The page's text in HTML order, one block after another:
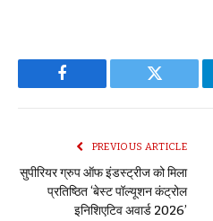
Facebook Twitter
PREVIOUS ARTICLE
सुपीरियर ग्रुप ऑफ इंडस्ट्रीज को मिला
प्रतिष्ठित ‘बेस्ट पॉल्यूशन कंट्रोल
इनिशिएटिव अवार्ड 2026’